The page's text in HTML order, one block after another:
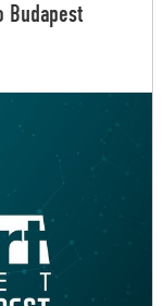
Budapest